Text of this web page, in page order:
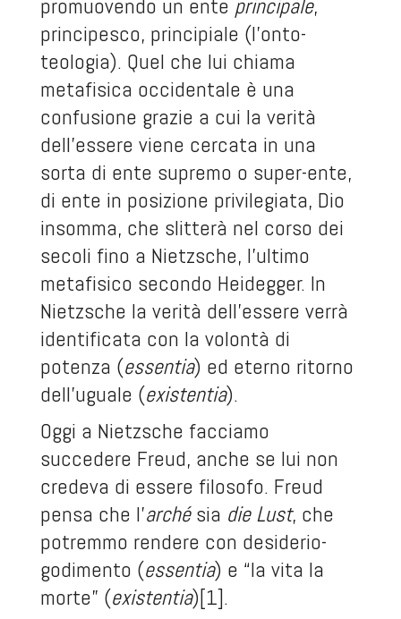
promuovendo un ente principale,
principesco, principiale (l’onto-
teologia). Quel che lui chiama
metafisica occidentale è una
confusione grazie a cui la verità
dell’essere viene cercata in una
sorta di ente supremo o super-ente,
di ente in posizione privilegiata, Dio
insomma, che slitterà nel corso dei
secoli fino a Nietzsche, l’ultimo
metafisico secondo Heidegger. In
Nietzsche la verità dell’essere verrà
identificata con la volontà di
potenza (essentia) ed eterno ritorno
dell’uguale (existentia).
Oggi a Nietzsche facciamo
succedere Freud, anche se lui non
credeva di essere filosofo. Freud
pensa che l’archésia die Lust, che
potremmo rendere con desiderio-
godimento (essentia) e “la vita la
morte” (existentia)[1].